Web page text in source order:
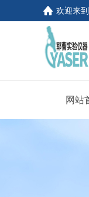
欢迎来到
网站